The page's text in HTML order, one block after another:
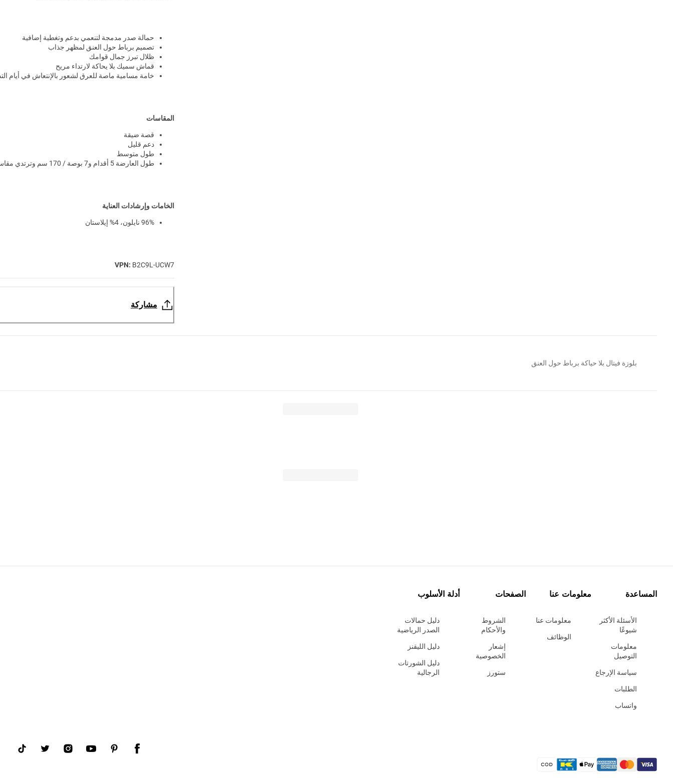
حمالة صدر مدمجة لتنعمي بدعم وتغطية إضافية
تصميم برباط حول العنق لمظهر جذاب
ظلال تبرز جمال قوامك
قماش سميك بلا يحاكة لارتداء مريح
خامة مسامية ماصة للعرق لشعور بالإنتعاش في أيام
المقاسات
قصة ضيقة
دعم قليل
طول متوسط
طول العارضة 5 أقدام و7 بوصة / 170 سم وترتدي مقاس S
الخامات وإرشادات العناية
96% نايلون، 4% إيلاستان
VPN: B2C9L-UCW7
مشاركة
بلوزة فيتال بلا حياكة برباط حول العنق
المساعدة
الأسئلة الأكثر
شيوعًا
معلومات
التوصيل
سياسة الإرجاع
الطلبات
واتساب
معلومات عنا
معلومات عنا
الوظائف
الصفحات
الشروط
والأحكام
إشعار
الخصوصية
ستورز
أدلة الأسلوب
دليل حمالات
الصدر الرياضية
دليل الليقنز
دليل الشورتات
الرجالية